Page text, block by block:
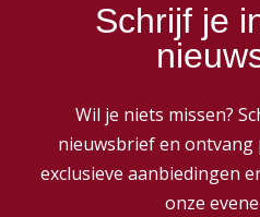
Schrijf je
Wil je niets missen?
nieuwsbrief en
exclusieve aanbiedingen
onze